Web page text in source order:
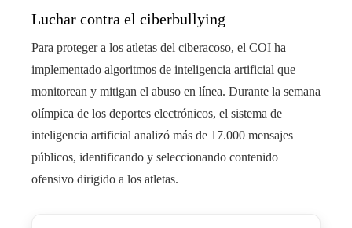
Luchar contra el ciberbullying
Para proteger a los atletas del ciberacoso, el COI ha
implementado algoritmos de inteligencia artificial que
monitorean y mitigan el abuso en línea. Durante la semana
olímpica de los deportes electrónicos, el sistema de
inteligencia artificial analizó más de 17.000 mensajes
públicos, identificando y seleccionando contenido
ofensivo dirigido a los atletas.